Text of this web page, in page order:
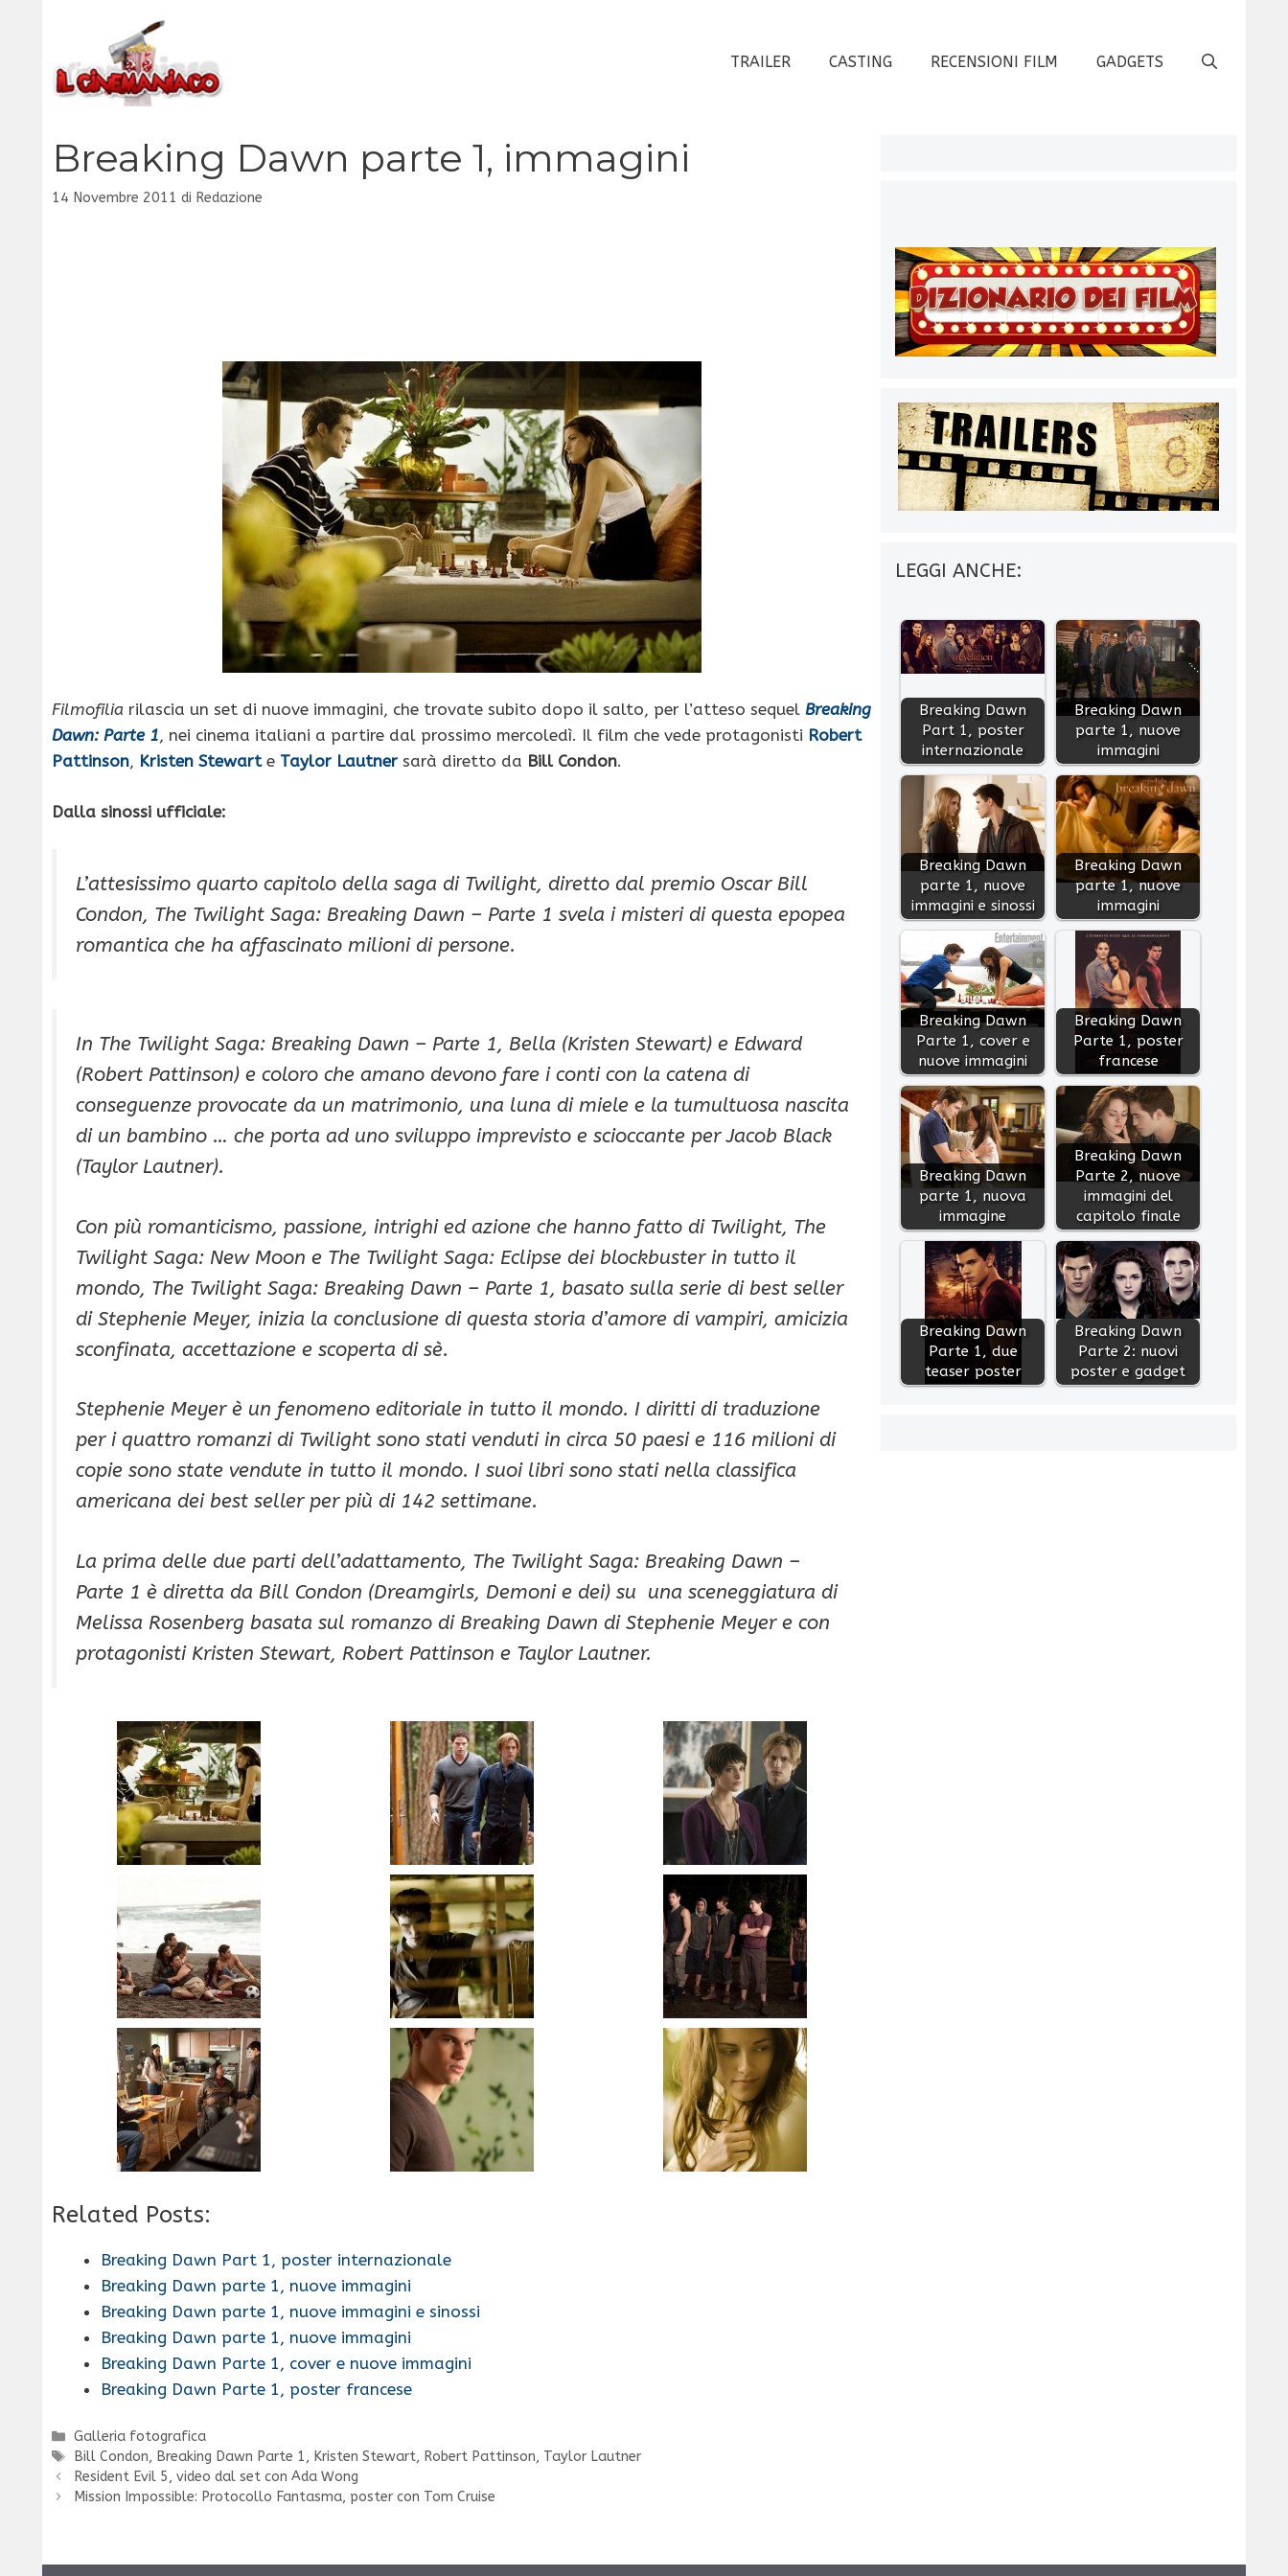
contenuto
TRAILER CASTING RECENSIONI FILM GADGETS
Breaking Dawn parte 1, immagini
14 Novembre 2011 di Redazione
Filmofilia rilascia un set di nuove immagini, che trovate subito dopo il salto, per l’atteso sequel Breaking
Dawn: Parte 1, nei cinema italiani a partire dal prossimo mercoledì. Il film che vede protagonisti Robert
Pattinson, Kristen Stewarte Taylor Lautner sarà diretto da Bill Condon.
Dalla sinossi ufficiale:
L’attesissimo quarto capitolo della saga di Twilight, diretto dal premio Oscar Bill
Condon, The Twilight Saga: Breaking Dawn – Parte 1 svela i misteri di questa epopea
romantica che ha affascinato milioni di persone.
In The Twilight Saga: Breaking Dawn – Parte 1, Bella (Kristen Stewart) e Edward
(Robert Pattinson) e coloro che amano devono fare i conti con la catena di
conseguenze provocate da un matrimonio, una luna di miele e la tumultuosa nascita
di un bambino … che porta ad uno sviluppo imprevisto e scioccante per Jacob Black
(Taylor Lautner).
Con più romanticismo, passione, intrighi ed azione che hanno fatto di Twilight, The
Twilight Saga: New Moon e The Twilight Saga: Eclipse dei blockbuster in tutto il
mondo, The Twilight Saga: Breaking Dawn – Parte 1, basato sulla serie di best seller
di Stephenie Meyer, inizia la conclusione di questa storia d’amore di vampiri, amicizia
sconfinata, accettazione e scoperta di sè.
Stephenie Meyer è un fenomeno editoriale in tutto il mondo. I diritti di traduzione
per i quattro romanzi di Twilight sono stati venduti in circa 50 paesi e 116 milioni di
copie sono state vendute in tutto il mondo. I suoi libri sono stati nella classifica
americana dei best seller per più di 142 settimane.
La prima delle due parti dell’adattamento, The Twilight Saga: Breaking Dawn –
Parte 1 è diretta da Bill Condon (Dreamgirls, Demoni e dei) su una sceneggiatura di
Melissa Rosenberg basata sul romanzo di Breaking Dawn di Stephenie Meyer e con
protagonisti Kristen Stewart, Robert Pattinson e Taylor Lautner.
Related Posts:
Breaking Dawn Part 1, poster internazionale
Breaking Dawn parte 1, nuove immagini
Breaking Dawn parte 1, nuove immagini e sinossi
Breaking Dawn parte 1, nuove immagini
Breaking Dawn Parte 1, cover e nuove immagini
Breaking Dawn Parte 1, poster francese
Categorie
Galleria fotografica
Tag
Bill Condon, Breaking Dawn Parte 1, Kristen Stewart, Robert Pattinson, Taylor Lautner
Resident Evil 5, video dal set con Ada Wong
Mission Impossible: Protocollo Fantasma, poster con Tom Cruise
LEGGI ANCHE:
Breaking Dawn
Part 1, poster
internazionale
Breaking Dawn
parte 1, nuove
immagini
Breaking Dawn
parte 1, nuove
immagini e sinossi
Breaking Dawn
parte 1, nuove
immagini
Breaking Dawn
Parte 1, cover e
nuove immagini
Breaking Dawn
Parte 1, poster
francese
Breaking Dawn
parte 1, nuova
immagine
Breaking Dawn
Parte 2, nuove
immagini del
capitolo finale
Breaking Dawn
Parte 1, due
teaser poster
Breaking Dawn
Parte 2: nuovi
poster e gadget